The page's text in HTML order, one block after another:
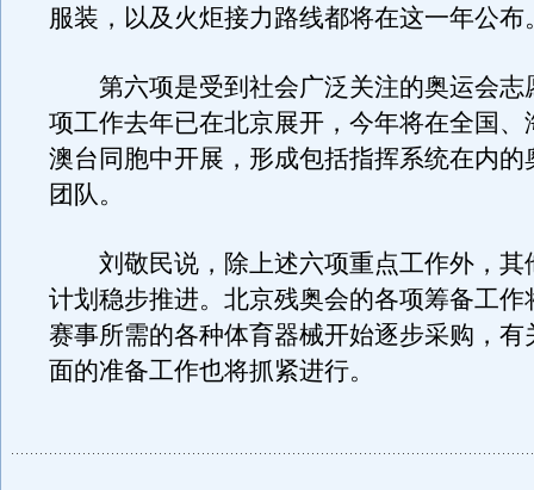
服装，以及火炬接力路线都将在这一年公布
第六项是受到社会广泛关注的奥运会志
项工作去年已在北京展开，今年将在全国、
澳台同胞中开展，形成包括指挥系统在内的
团队。
刘敬民说，除上述六项重点工作外，其
计划稳步推进。北京残奥会的各项筹备工作
赛事所需的各种体育器械开始逐步采购，有
面的准备工作也将抓紧进行。